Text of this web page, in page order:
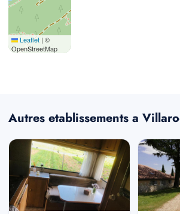
Leaflet | ©
OpenStreetMap
Autres etablissements a